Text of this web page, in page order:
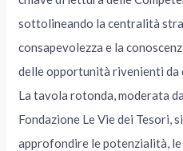
sottolineando la centralità
consapevolezza e la
delle opportunità rivenienti da
La tavola rotonda, moderata
Fondazione Le Vie dei Tesori,
approfondire le potenzialità,